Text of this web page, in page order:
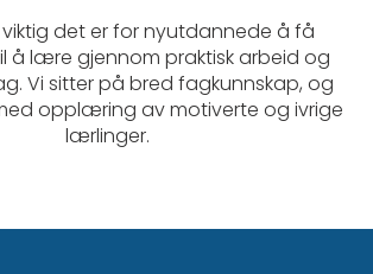
det er for nyutdannede å få
å lære gjennom praktisk arbeid og
Vi sitter på bred fagkunnskap, og
opplæring av motiverte og ivrige
lærlinger.